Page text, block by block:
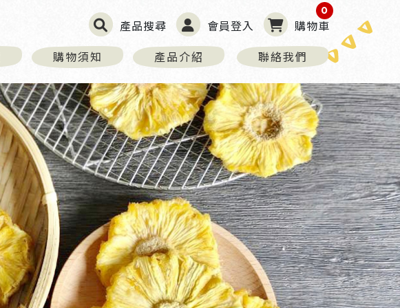
產品搜尋 會員登入 購物車
0
購物須知 產品介紹 聯絡我們